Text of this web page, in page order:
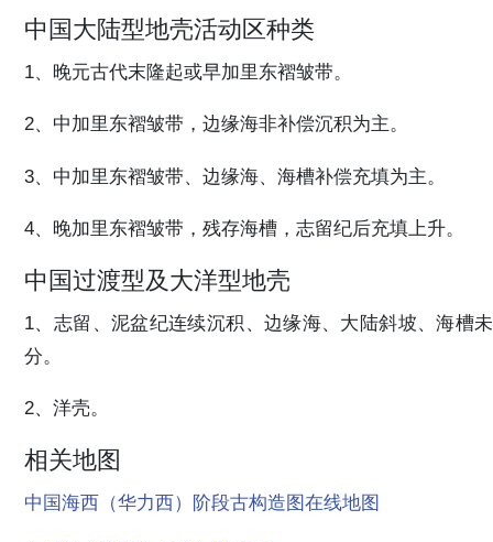
中国大陆型地壳活动区种类
1、晚元古代末隆起或早加里东褶皱带。
2、中加里东褶皱带，边缘海非补偿沉积为主。
3、中加里东褶皱带、边缘海、海槽补偿充填为主。
4、晚加里东褶皱带，残存海槽，志留纪后充填上升。
中国过渡型及大洋型地壳
1、志留、泥盆纪连续沉积、边缘海、大陆斜坡、海槽未
分。
2、洋壳。
相关地图
中国海西（华力西）阶段古构造图在线地图